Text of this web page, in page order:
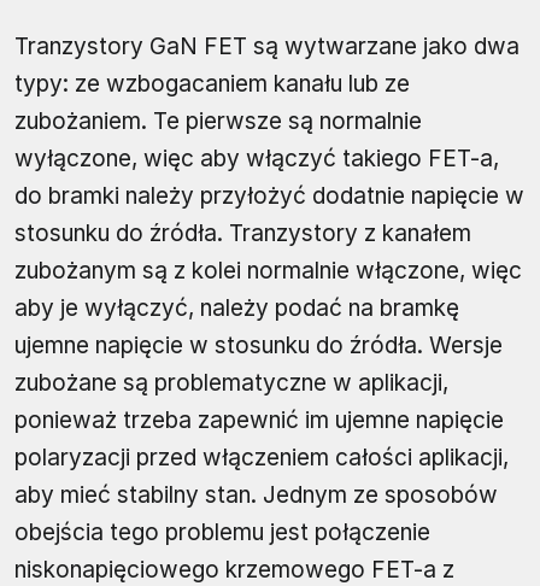
Tranzystory GaN FET są wytwarzane jako dwa
typy: ze wzbogacaniem kanału lub ze
zubożaniem. Te pierwsze są normalnie
wyłączone, więc aby włączyć takiego FET-a,
do bramki należy przyłożyć dodatnie napięcie w
stosunku do źródła. Tranzystory z kanałem
zubożanym są z kolei normalnie włączone, więc
aby je wyłączyć, należy podać na bramkę
ujemne napięcie w stosunku do źródła. Wersje
zubożane są problematyczne w aplikacji,
ponieważ trzeba zapewnić im ujemne napięcie
polaryzacji przed włączeniem całości aplikacji,
aby mieć stabilny stan. Jednym ze sposobów
obejścia tego problemu jest połączenie
niskonapięciowego krzemowego FET-a z